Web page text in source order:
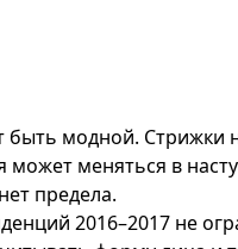
модной. Стрижки
может меняться в
предела.
2016–2017 не